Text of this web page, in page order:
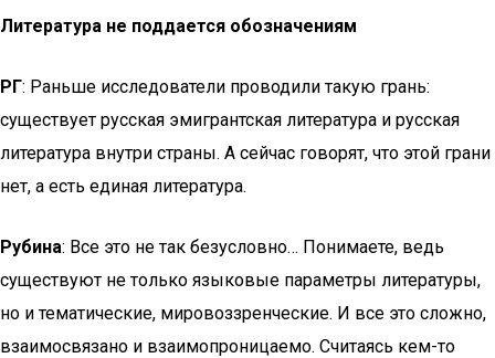
Литература не поддается обозначениям
РГ: Раньше исследователи проводили такую грань:
существует русская эмигрантская литература и русская
литература внутри страны. А сейчас говорят, что этой грани
нет, а есть единая литература.
Рубина: Все это не так безусловно… Понимаете, ведь
существуют не только языковые параметры литературы,
но и тематические, мировоззренческие. И все это сложно,
взаимосвязано и взаимопроницаемо. Считаясь кем-то